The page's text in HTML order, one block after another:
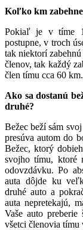
Koľko km
Pokiaľ je v tíme
postupne, v troch
tak niektorí
členov, tak každý
člen tímu cca 60 km.
Ako sa dostanú
druhé?
Bežec beží sám
presúva autom do
Bežec, ktorý
svojho tímu, ktoré
odovzdávku. Po
auta dôjde ku
druhé auto a
auta nepretekajú,
Vaše auto
všetci členovia tímu